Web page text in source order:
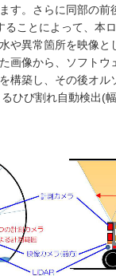
す。さらに同部の前
ることによって、本
や異常箇所を映像と
画像から、ソフトウ
構築し、その後オル
ひび割れ自動検出(幅